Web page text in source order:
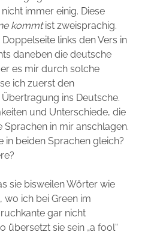
immer einig. Diese
kommtist zweisprachig.
links den Vers in
daneben die deutsche
es mir durch solche
ich zuerst den
ins Deutsche.
und Unterschiede, die
in mir anschlagen.
in beiden Sprachen gleich?
sie bisweilen Wörter wie
wo ich bei Green im
gar nicht
übersetzt sie sein „a fool“